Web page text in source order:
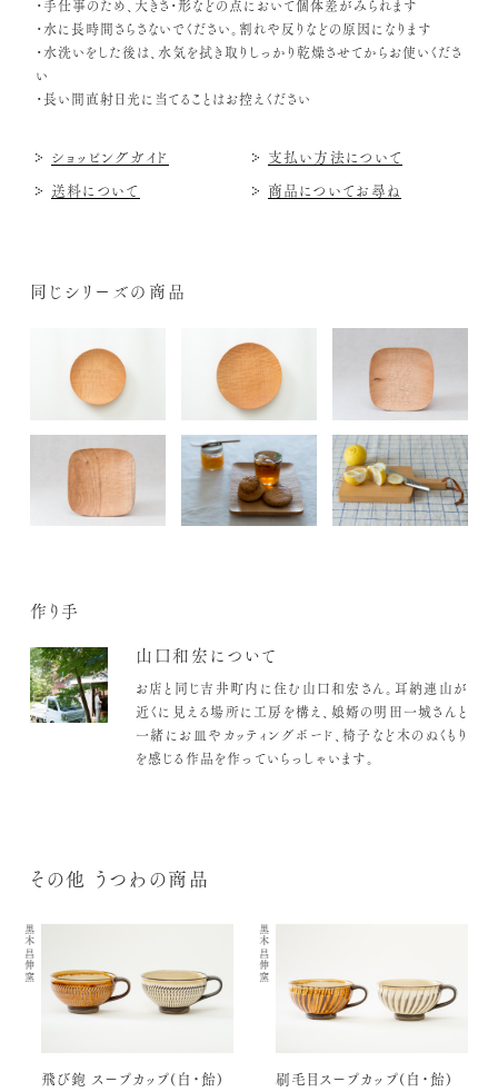
・手仕事のため、大きさ・形などの点において個体差がみられます
・水に長時間さらさないでください。割れや反りなどの原因になります
・水洗いをした後は、水気を拭き取りしっかり乾燥させてからお使いくださ
い
・長い間直射日光に当てることはお控えください
ショッピングガイド
支払い方法について
送料について
商品についてお尋ね
同じシリーズの商品
作り手
山口和宏について
お店と同じ吉井町内に住む山口和宏さん。耳納連山が
近くに見える場所に工房を構え、娘婿の明田一城さんと
一緒にお皿やカッティングボード、椅子など木のぬくもり
を感じる作品を作っていらっしゃいます。
その他 うつわの商品
黒木昌伸窯
飛び鉋 スープカップ(白・飴)
黒木昌伸窯
刷毛目スープカップ(白・飴)